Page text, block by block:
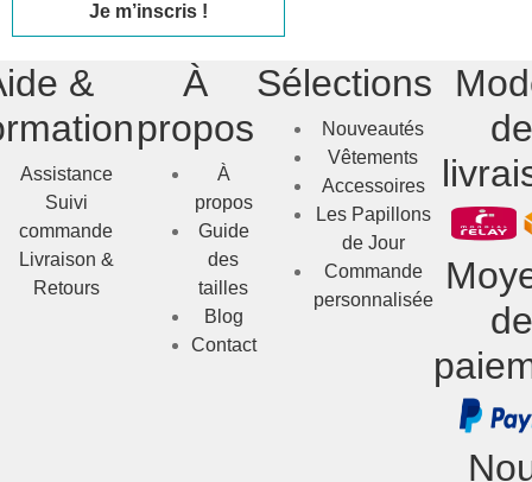
Je m’inscris !
&
Assistance
Suivi
commande
Livraison &
Retours
À
propos
À
propos
Guide
des
tailles
Blog
Contact
Sélections
Nouveautés
Vêtements
Accessoires
Les Papillons
de Jour
Commande
personnalisée
de
de